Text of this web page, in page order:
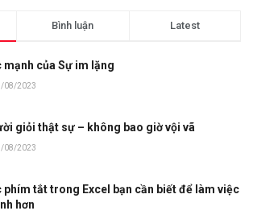
Bình luận Latest
mạnh của Sự im lặng
08/2023
giỏi thật sự – không bao giờ vội vã
08/2023
phím tắt trong Excel bạn cần biết để làm việc
hơn